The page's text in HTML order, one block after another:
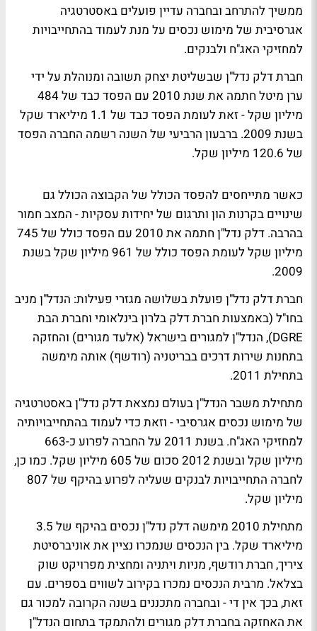
ממשיך להתרחב ובחברה עדיין פועלים באסטרטגיה
אגרסיבית של מימוש נכסים על מנת לעמוד בהתחייבויות
למחזיקי האג"ח ולבנקים.
חברת דלק נדל"ן שבשליטת יצחק תשובה ומנוהלת על ידי
ערן מיטל חתמה את שנת 2010 עם הפסד כבד של 484
מיליון שקל - זאת לעומת הפסד כבד של 1.1 מיליארד שקל
בשנת 2009. ברבעון הרביעי של השנה רשמה החברה הפסד
של 120.6 מיליון שקל.
כאשר מתייחסים להפסד הכולל של הקבוצה הכולל גם
שינויים בקרנות הון ותרגום של יחידות עסקיות - המצב חמור
בהרבה. דלק נדל"ן חתמה את 2010 עם הפסד כולל של 745
מיליון שקל לעומת הפסד כולל של 961 מיליון שקל בשנת
2009.
חברת דלק נדל"ן פועלת בשלושה מגזרי פעילות: הנדל"ן מניב
בחו"ל (באמצעות חברת דלק בלרון בינלאומי וחברת הבת
DGRE), הנדל"ן למגורים בישראל (אלעד מגורים) והחזקה
בתחנות שירות דרכים בבריטניה (רודשף) אותה מימשה
בתחילת 2011.
מתחילת משבר הנדל"ן בעולם נמצאת דלק נדל"ן באסטרטגיה
של מימוש נכסים אגרסיבי - וזאת כדי לעמוד בהתחייבויותיה
למחזיקי האג"ח. בשנת 2011 על החברה לפרוע כ-663
מיליון שקל ובשנת 2012 סכום של 605 מיליון שקל. כמו כן,
לחברה התחייבויות לבנקים שעליה לפרוע בהיקף של 807
מיליון שקל.
מתחילת 2010 מימשה דלק נדל"ן נכסים בהיקף של 3.5
מיליארד שקל. בין הנכסים שנמכרו נציין את אוניברסיטת
ציריך, חברת רודשף, מניות ויתניה ומחצית מפרויקט שוק
בצלאל. מרבית הנכסים נמכרו בקירוב לשווים בספרים. עם
זאת, בכך אין די - ובחברה מתכננים בשנה הקרובה למכור גם
את האחזקה בחברת דלק מגורים ולהתמקד בתחום הנדל"ן